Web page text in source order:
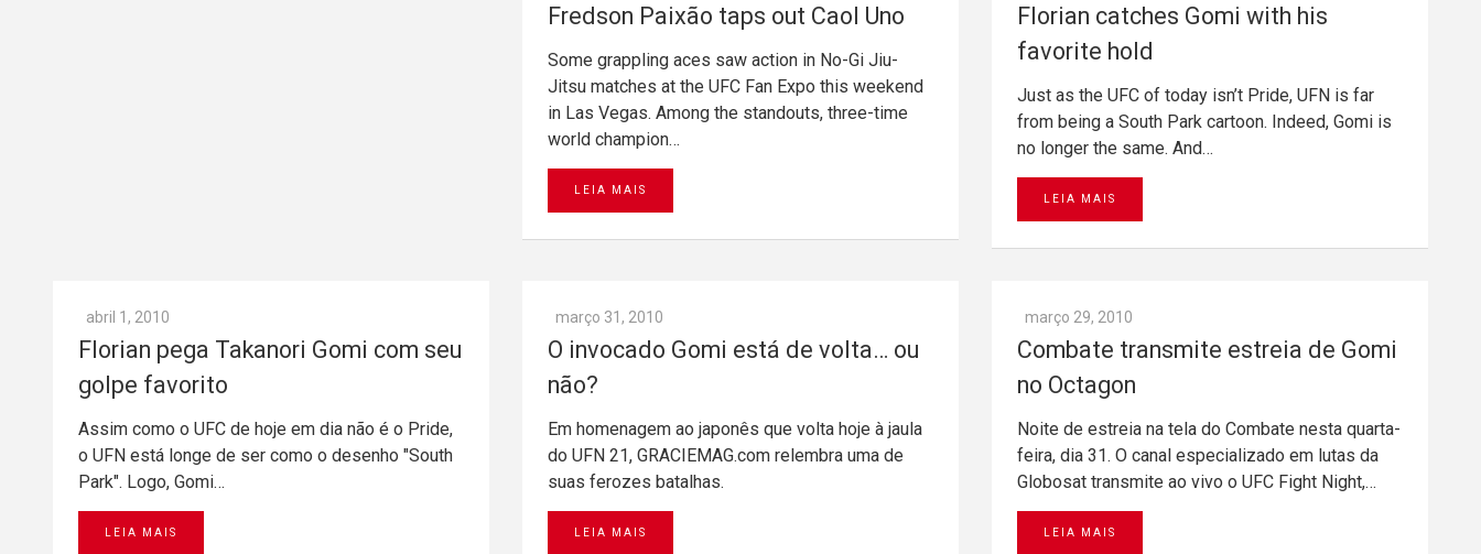
Fredson Paixão taps out Caol Uno
Some grappling aces saw action in No-Gi Jiu-
Jitsu matches at the UFC Fan Expo this weekend
in Las Vegas. Among the standouts, three-time
world champion…
LEIA MAIS
Florian catches Gomi with his
favorite hold
Just as the UFC of today isn’t Pride, UFN is far
from being a South Park cartoon. Indeed, Gomi is
no longer the same. And…
LEIA MAIS
abril 1, 2010
Florian pega Takanori Gomi com seu
golpe favorito
Assim como o UFC de hoje em dia não é o Pride,
o UFN está longe de ser como o desenho "South
Park". Logo, Gomi…
LEIA MAIS
março 31, 2010
O invocado Gomi está de volta… ou
não?
Em homenagem ao japonês que volta hoje à jaula
do UFN 21, GRACIEMAG.com relembra uma de
suas ferozes batalhas.
LEIA MAIS
março 29, 2010
Combate transmite estreia de Gomi
no Octagon
Noite de estreia na tela do Combate nesta quarta-
feira, dia 31. O canal especializado em lutas da
Globosat transmite ao vivo o UFC Fight Night,…
LEIA MAIS